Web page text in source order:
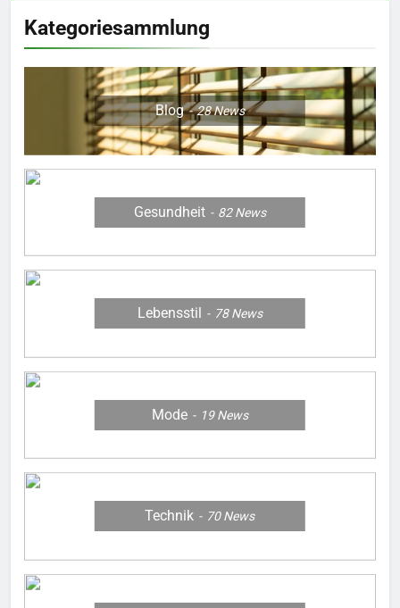
Farbenpracht statt Wintergrau:
So kombinieren Sie Pastelltöne
in diesem Jahr.
MODE
Kategoriesammlung
Blog 28News
Gesundheit 82News
Lebensstil 78News
Mode 19News
Technik 70News